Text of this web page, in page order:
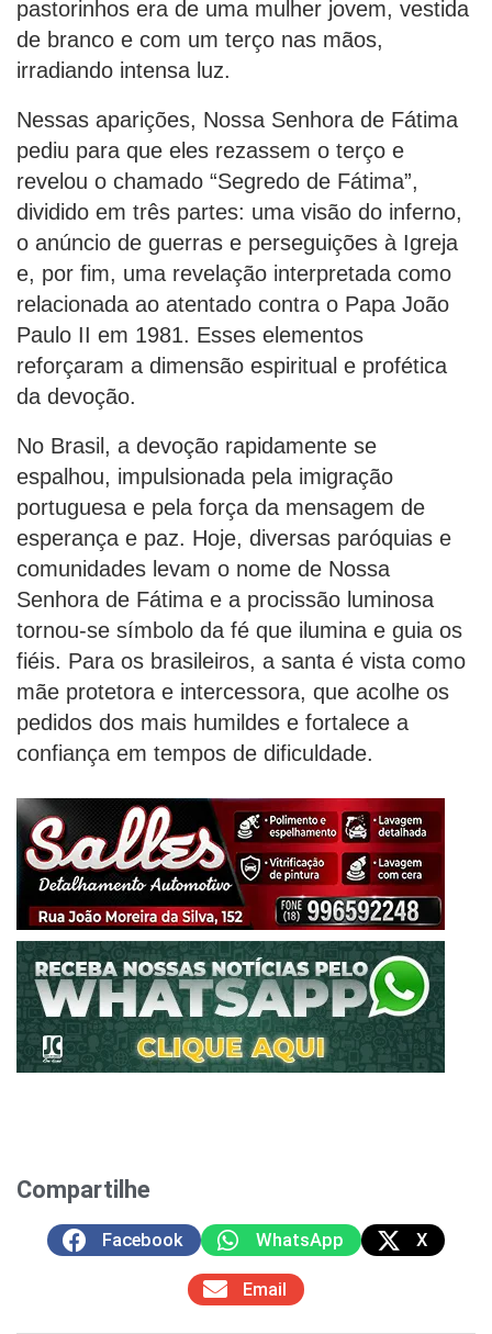
pastorinhos era de uma mulher jovem, vestida
de branco e com um terço nas mãos,
irradiando intensa luz.
Nessas aparições, Nossa Senhora de Fátima
pediu para que eles rezassem o terço e
revelou o chamado “Segredo de Fátima”,
dividido em três partes: uma visão do inferno,
o anúncio de guerras e perseguições à Igreja
e, por fim, uma revelação interpretada como
relacionada ao atentado contra o Papa João
Paulo II em 1981. Esses elementos
reforçaram a dimensão espiritual e profética
da devoção.
No Brasil, a devoção rapidamente se
espalhou, impulsionada pela imigração
portuguesa e pela força da mensagem de
esperança e paz. Hoje, diversas paróquias e
comunidades levam o nome de Nossa
Senhora de Fátima e a procissão luminosa
tornou-se símbolo da fé que ilumina e guia os
fiéis. Para os brasileiros, a santa é vista como
mãe protetora e intercessora, que acolhe os
pedidos dos mais humildes e fortalece a
confiança em tempos de dificuldade.
Compartilhe
Facebook WhatsApp X
Email